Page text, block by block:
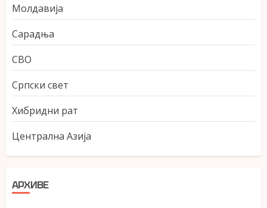
Молдавија
Сарадња
СВО
Српски свет
Хибридни рат
Централна Азија
АРХИВЕ